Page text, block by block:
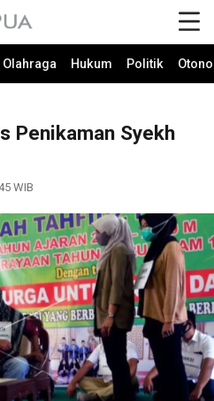
Olahraga Hukum Politik
Penikaman Syekh
WIB